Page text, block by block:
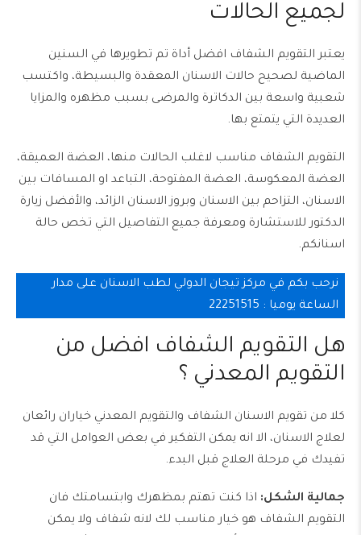
لجميع الحالات
يعتبر التقويم الشفاف افضل أداة تم تطويرها في السنين
الماضية لصحيح حالات الاسنان المعقدة والبسيطة، واكتسب
شعبية واسعة بين الدكاترة والمرضى بسبب مظهره والمزايا
العديدة التي يتمتع بها.
التقويم الشفاف مناسب لاغلب الحالات منها، العضة العميقة،
العضة المعكوسة، العضة المفتوحة، التباعد او المسافات بين
الاسنان، التزاحم بين الاسنان وبروز الاسنان الزائد، والأفضل زيارة
الدكتور للاستشارة ومعرفة جميع التفاصيل التي تخص حالة
اسنانكم.
نرحب بكم في مركز تيجان الدولي لطب الاسنان على مدار
الساعة يوميا : 22251515
هل التقويم الشفاف افضل من
التقويم المعدني ؟
كلا من تقويم الاسنان الشفاف والتقويم المعدني خياران رائعان
لعلاج الاسنان، الا انه يمكن التفكير في بعض العوامل التي قد
تفيدك في مرحلة العلاج قبل البدء.
جمالية الشكل: اذا كنت تهتم بمظهرك وابتسامتك فان
التقويم الشفاف هو خيار مناسب لك لانه شفاف ولا يمكن